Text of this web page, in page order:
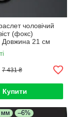
чоловічий
(фокс)
Довжина 21 см
7 431 ₴
Купити
мм
–6%